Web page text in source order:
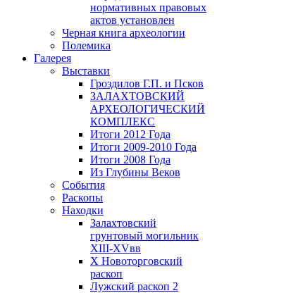
нормативных правовых
актов установлен
Черная книга археологии
Полемика
Галерея
Выставки
Гроздилов Г.П. и Псков
ЗАЛАХТОВСКИЙ
АРХЕОЛОГИЧЕСКИЙ
КОМПЛЕКС
Итоги 2012 Года
Итоги 2009-2010 Года
Итоги 2008 Года
Из Глубины Веков
События
Раскопы
Находки
Залахтовский
грунтовый могильник
XIII-XVвв
X Новоторговский
раскоп
Лужский раскоп 2